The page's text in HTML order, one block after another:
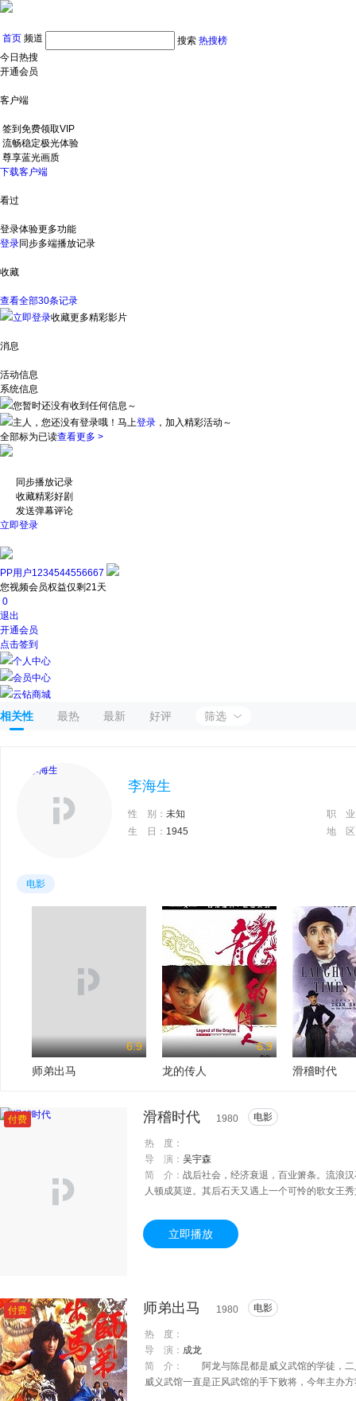
首页 频道 搜索 热搜榜
今日热搜
开通会员
客户端
签到免费领取VIP
流畅稳定极光体验
尊享蓝光画质
下载客户端
看过
登录体验更多功能
登录同步多端播放记录
收藏
查看全部30条记录
立即登录收藏更多精彩影片
消息
活动信息
系统信息
您暂时还没有收到任何信息～
主人，您还没有登录哦！ 马上登录 ，加入精彩活动～
全部标为已读查看更多 >
同步播放记录
收藏精彩好剧
发送弹幕评论
立即登录
PP用户1234544556667
您视频会员权益仅剩21天
0
退出
开通会员
点击签到
个人中心
会员中心
云钻商城
相关性 最热 最新 好评 筛选
李海生
性 别： 未知
职 业
生 日： 1945 地 区
电影
6.9
师弟出马
6.9
龙的传人
滑稽时代
付费 滑稽时代 1980 电影
热 度：
导 演： 吴宇森
简 介： 战后社会，经济衰退，百业箫条。流浪
人顿成莫逆。其后石天又遇上一个可怜的歌女王
麦嘉则难逃法网。
立即播放
付费 师弟出马 1980 电影
热 度：
导 演： 成龙
简 介：
阿龙与陈昆都是威义武馆的学徒，二
威义武馆一直是正风武馆的手下败将，今年主办